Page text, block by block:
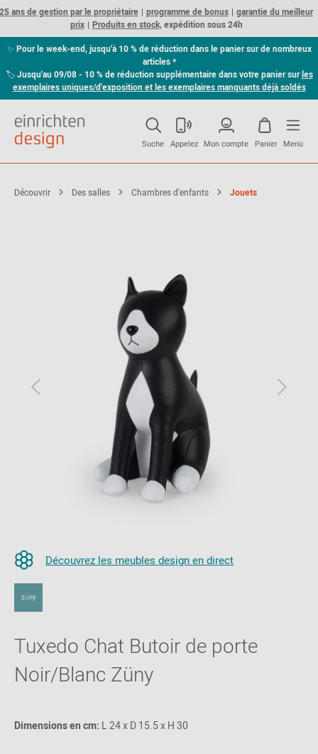
ans de gestion par le propriétaire programme de bonus
garantie du meilleur
prix
Produits en stock,expédition sous 24h
✨ Pour le week-end, jusqu'à 10 % de réduction dans le panier sur de nombreux
articles *
🏷Jusqu'au 09/08 - 10 % de réduction supplémentaire dans votre panier surles
exemplaires uniques/d'exposition et les exemplaires manquants déjà soldés
Suche Appelez Mon compte Panier Menü
Découvrir Des salles Chambres d'enfants Jouets
Découvrez les meubles design en direct
Tuxedo Chat Butoir de porte
Noir/Blanc Züny
Dimensions en cm: L 24 x D 15.5 x H 30